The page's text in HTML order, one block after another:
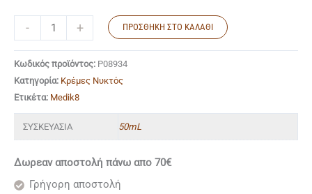
- + ΠΡΟΣΘΉΚΗ ΣΤΟ ΚΑΛΆΘΙ
Κωδικός προϊόντος: P08934
Κατηγορία: Κρέμες Νυκτός
Ετικέτα: Medik8
ΣΥΣΚΕΥΑΣΙΑ 50mL
Δωρεαν αποστολή πάνω απο 70€
Γρήγορη αποστολή